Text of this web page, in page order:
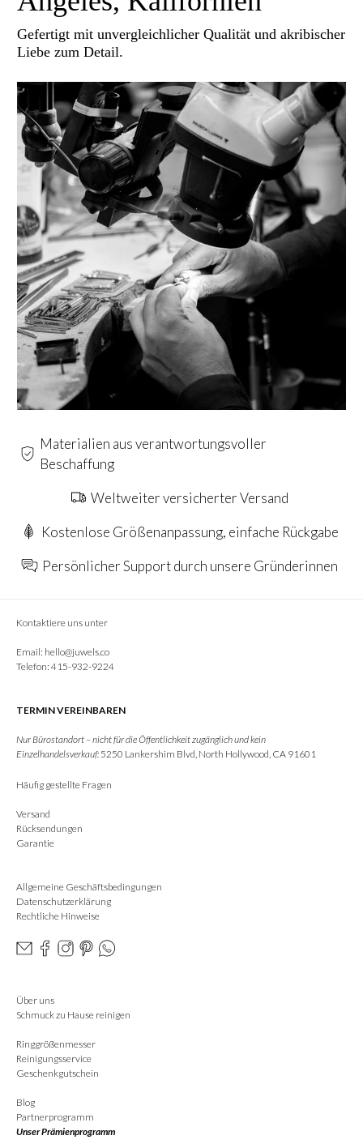
Gefertigt mit unvergleichlicher Qualität und akribischer
Liebe zum Detail.
Materialien aus verantwortungsvoller
Beschaffung
Weltweiter versicherter Versand
Kostenlose Größenanpassung, einfache Rückgabe
Persönlicher Support durch unsere Gründerinnen
Kontaktiere uns unter
Email: hello@juwels.co
Telefon: 415-932-9224
TERMIN VEREINBAREN
Nur Bürostandort – nicht für die Öffentlichkeit zugänglich und kein
Einzelhandelsverkauf:5250 Lankershim Blvd, North Hollywood, CA 91601
Häufig gestellte Fragen
Versand
Rücksendungen
Garantie
Allgemeine Geschäftsbedingungen
Datenschutzerklärung
Rechtliche Hinweise
Über uns
Schmuck zu Hause reinigen
Ringgrößenmesser
Reinigungsservice
Geschenkgutschein
Blog
Partnerprogramm
Unser Prämienprogramm